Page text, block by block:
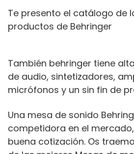
Te presento el catálogo de
productos de Behringer
También behringer tiene
de audio, sintetizadores,
micrófonos y un sin fin de
Una mesa de sonido
competidora en el
buena cotización. Os